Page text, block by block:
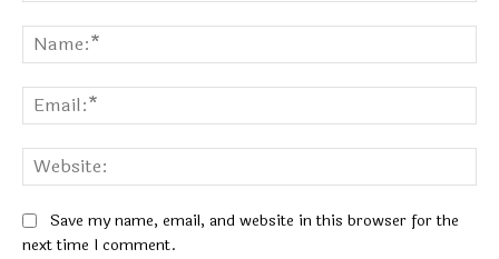
Save my name, email, and website in this browser for the
next time I comment.